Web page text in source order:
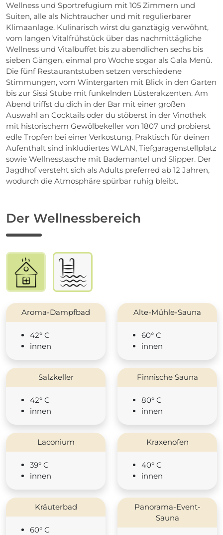
Wellness und Sportrefugium mit 105 Zimmern und
Suiten, alle als Nichtraucher und mit regulierbarer
Klimaanlage. Kulinarisch wirst du ganztägig verwöhnt,
vom langen Vitalfrühstück über das nachmittägliche
Wellness und Vitalbuffet bis zu abendlichen sechs bis
sieben Gängen, einmal pro Woche sogar als Gala Menü.
Die fünf Restaurantstuben setzen verschiedene
Stimmungen, vom Wintergarten mit Blick in den Garten
bis zur Sissi Stube mit funkelnden Lüsterakzenten. Am
Abend triffst du dich in der Bar mit einer großen
Auswahl an Cocktails oder du stöberst in der Vinothek
mit historischem Gewölbekeller von 1807 und probierst
edle Tropfen bei einer Verkostung. Praktisch für deinen
Aufenthalt sind inkludiertes WLAN, Tiefgaragenstellplatz
sowie Wellnesstasche mit Bademantel und Slipper. Der
Jagdhof versteht sich als Adults preferred ab 12 Jahren,
wodurch die Atmosphäre spürbar ruhig bleibt.
Der Wellnessbereich
Aroma-Dampfbad
42° C
innen
Alte-Mühle-Sauna
60° C
innen
Salzkeller
42° C
innen
Finnische Sauna
80° C
innen
Laconium
39° C
innen
Kraxenofen
40° C
innen
Kräuterbad
60° C
Panorama-Event-
Sauna